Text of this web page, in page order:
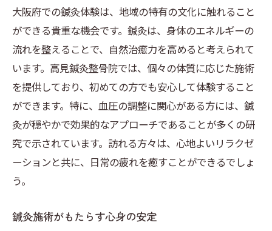
大阪府での鍼灸体験は、地域の特有の文化に触れること
ができる貴重な機会です。鍼灸は、身体のエネルギーの
流れを整えることで、自然治癒力を高めると考えられて
います。高見鍼灸整骨院では、個々の体質に応じた施術
を提供しており、初めての方でも安心して体験すること
ができます。特に、血圧の調整に関心がある方には、鍼
灸が穏やかで効果的なアプローチであることが多くの研
究で示されています。訪れる方々は、心地よいリラクゼ
ーションと共に、日常の疲れを癒すことができるでしょ
う。
鍼灸施術がもたらす心身の安定